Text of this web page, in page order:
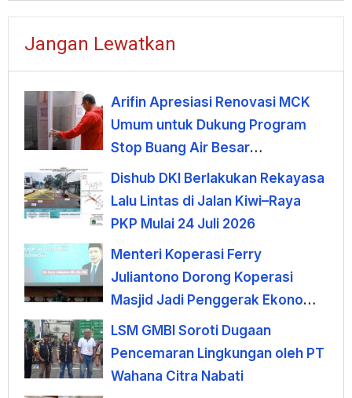
Jangan Lewatkan
Arifin Apresiasi Renovasi MCK
Umum untuk Dukung Program
Stop Buang Air Besar
Sembarangan
Dishub DKI Berlakukan Rekayasa
Lalu Lintas di Jalan Kiwi–Raya
PKP Mulai 24 Juli 2026
Menteri Koperasi Ferry
Juliantono Dorong Koperasi
Masjid Jadi Penggerak Ekonomi
Umat
LSM GMBI Soroti Dugaan
Pencemaran Lingkungan oleh PT
Wahana Citra Nabati